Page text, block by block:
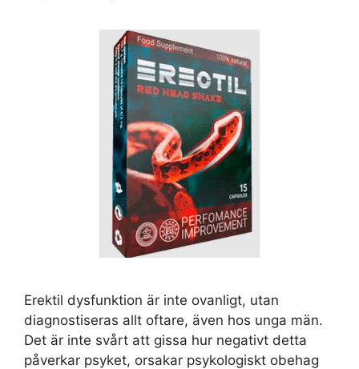
Erektil dysfunktion är inte ovanligt, utan
diagnostiseras allt oftare, även hos unga män.
Det är inte svårt att gissa hur negativt detta
påverkar psyket, orsakar psykologiskt obehag